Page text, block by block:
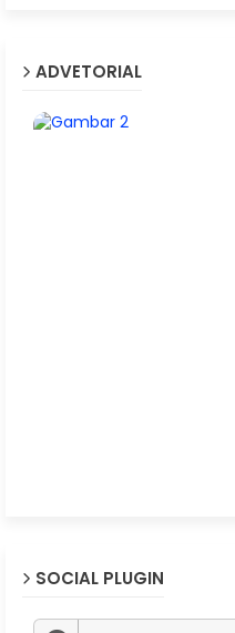
ADVETORIAL
SOCIAL PLUGIN